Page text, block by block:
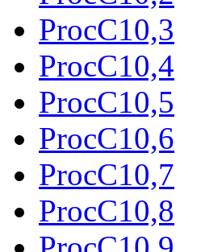
ProcC10,3
ProcC10,4
ProcC10,5
ProcC10,6
ProcC10,7
ProcC10,8